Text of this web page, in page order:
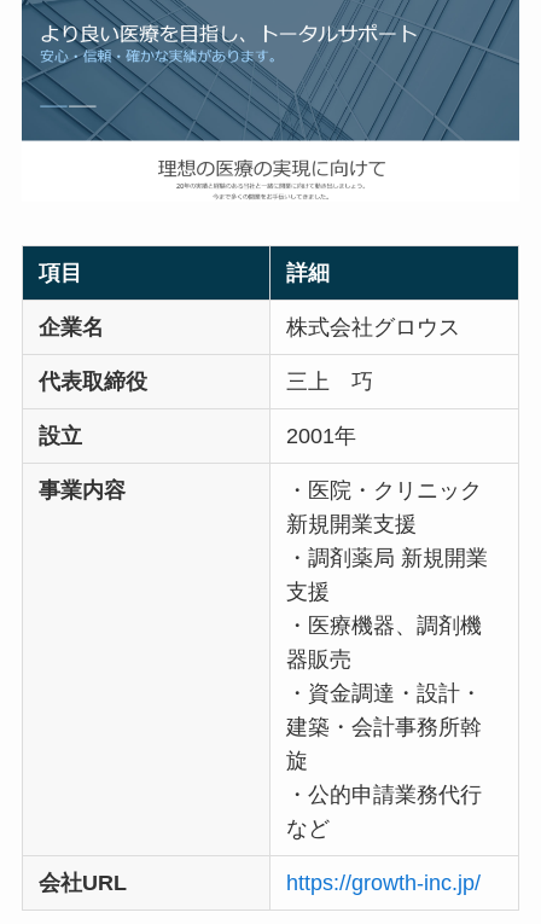
項目 詳細
企業名 株式会社グロウス
代表取締役 三上 巧
設立 2001年
事業内容
・医院・クリニック
新規開業支援
・調剤薬局 新規開業
支援
・医療機器、調剤機
器販売
・資金調達・設計・
建築・会計事務所斡
旋
・公的申請業務代行
など
会社URL https://growth-inc.jp/